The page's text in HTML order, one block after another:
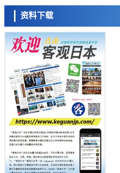
产总研无需石油利用松脂制备石墨前驱
科学研究
东京大学和海上保安厅等发现南海海槽
差异
政策
日本第2次医疗研究开发调整费，根据
日元
科学研究
千叶大学鉴定出导致难治性疾病“肺高血
会引发血管结构恶化
科学研究
京都大学高效生成光的构成单元“光子”
科学研究
开发出300亿年仅误差1秒的光晶格钟，
基础设施
经济・社会
日本成立“以人为本AI联盟”——力争借
小岩井忠道 泷川 进
资料下载